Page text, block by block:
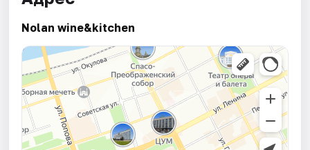
Nolan wine&kitchen